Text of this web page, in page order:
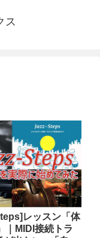
ス
レッスン「体
｜MIDI接続トラ